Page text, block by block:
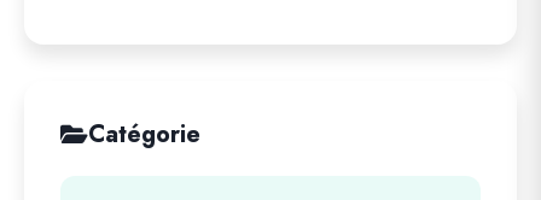
Catégorie